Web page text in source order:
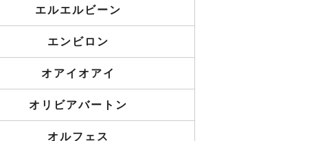
エルエルビーン
エンビロン
オアイオアイ
オリビアバートン
オルフェス